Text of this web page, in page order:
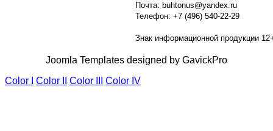
Почта: buhtonus@yandex.ru
Телефон: +7 (496) 540-22-29
Знак информационной продукции
Joomla Templates designed by GavickPro
Color I
Color II Color III Color IV